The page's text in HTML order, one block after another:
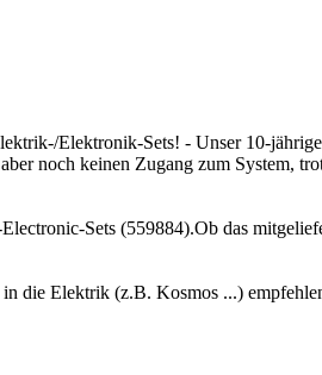
Elektronik-Sets! - Unser 10-
noch keinen Zugang zum System,
Sets (559884).Ob das
die Elektrik (z.B. Kosmos ...)